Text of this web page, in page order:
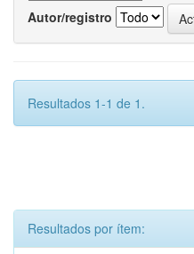
Autor/registro
Resultados 1-1 de 1.
Resultados por ítem: